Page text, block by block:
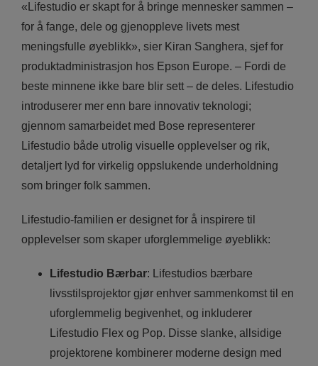
«Lifestudio er skapt for å bringe mennesker sammen –
for å fange, dele og gjenoppleve livets mest
meningsfulle øyeblikk», sier Kiran Sanghera, sjef for
produktadministrasjon hos Epson Europe. – Fordi de
beste minnene ikke bare blir sett – de deles. Lifestudio
introduserer mer enn bare innovativ teknologi;
gjennom samarbeidet med Bose representerer
Lifestudio både utrolig visuelle opplevelser og rik,
detaljert lyd for virkelig oppslukende underholdning
som bringer folk sammen.
Lifestudio-familien er designet for å inspirere til
opplevelser som skaper uforglemmelige øyeblikk:
Lifestudio Bærbar: Lifestudios bærbare
livsstilsprojektor gjør enhver sammenkomst til en
uforglemmelig begivenhet, og inkluderer
Lifestudio Flex og Pop. Disse slanke, allsidige
projektorene kombinerer moderne design med